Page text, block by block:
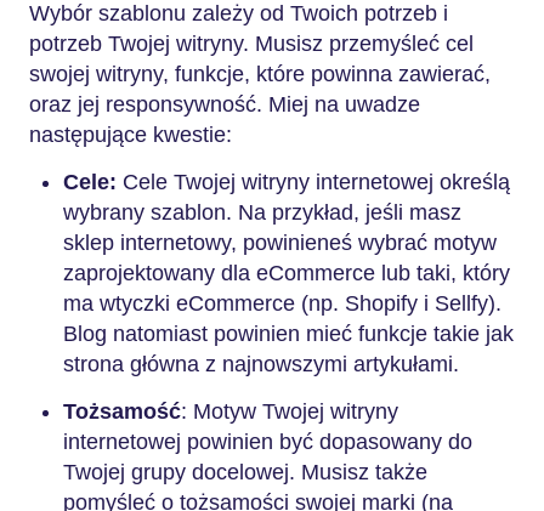
Wybór szablonu zależy od Twoich potrzeb i
potrzeb Twojej witryny. Musisz przemyśleć cel
swojej witryny, funkcje, które powinna zawierać,
oraz jej responsywność. Miej na uwadze
następujące kwestie:
Cele: Cele Twojej witryny internetowej określą
wybrany szablon. Na przykład, jeśli masz
sklep internetowy, powinieneś wybrać motyw
zaprojektowany dla eCommerce lub taki, który
ma wtyczki eCommerce (np. Shopify i Sellfy).
Blog natomiast powinien mieć funkcje takie jak
strona główna z najnowszymi artykułami.
Tożsamość: Motyw Twojej witryny
internetowej powinien być dopasowany do
Twojej grupy docelowej. Musisz także
pomyśleć o tożsamości swojej marki (na